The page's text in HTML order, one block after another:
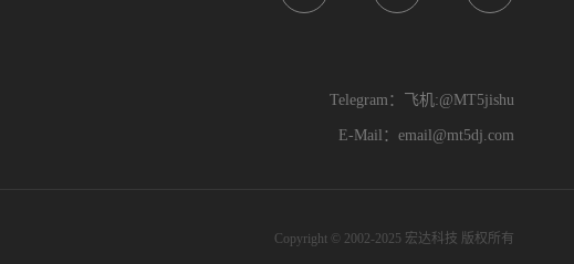
Telegram：飞机:@MT5jishu
E-Mail：email@mt5dj.com
Copyright © 2002-2025 宏达科技 版权所有